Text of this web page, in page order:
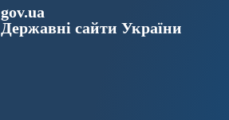
gov.ua
Державні сайти України